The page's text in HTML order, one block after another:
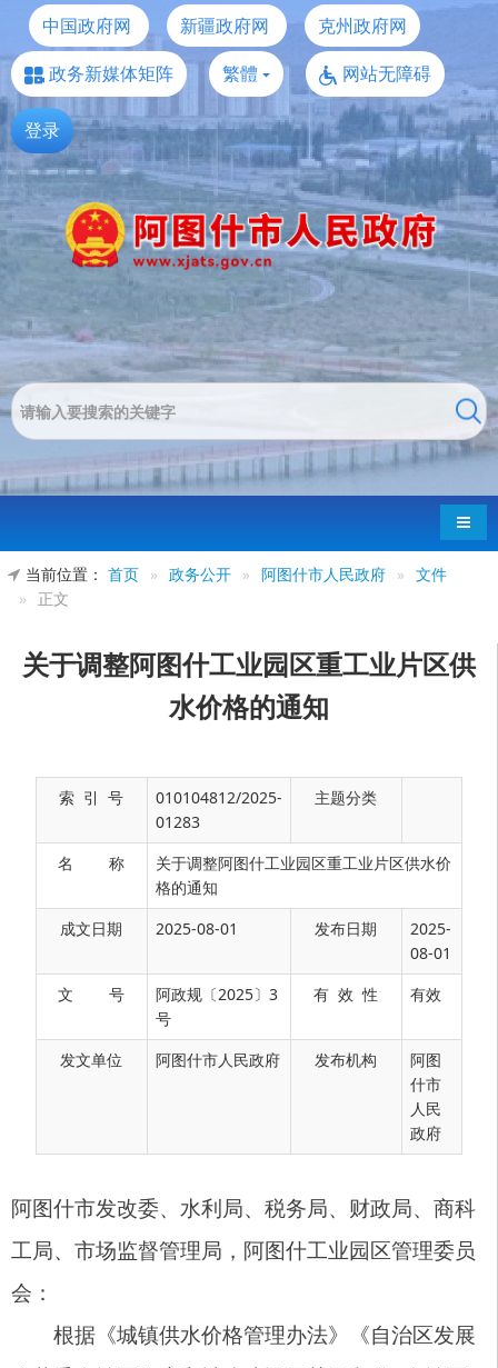
中国政府网 新疆政府网
克州政府网
政务新媒体矩阵
繁體 网站无障碍
登录
导航
当前位置： 首页 » 政务公开 » 阿图什市人民政府 » 文件
»
正文
关于调整阿图什工业园区重工业片区供
水价格的通知
索 引 号
010104812/2025-
01283
主题分类
名 称
关于调整阿图什工业园区重工业片区供水价
格的通知
成文日期
2025-08-01 发布日期
2025-
08-01
文 号
阿政规〔2025〕3
号
有 效 性 有效
发文单位 阿图什市人民政府 发布机构
阿图
什市
人民
政府
阿图什市发改委、水利局、税务局、财政局、商科
工局、市场监督管理局，阿图什工业园区管理委员
改规〔2022〕7号）等文件规定，为进一步优化水
资源配置，促进工业园区重工业片区供水企业良性
发展和正常运行，同时合理考虑用水企业用水负
担，在依法依规开展成本监审、价格听证、合法性